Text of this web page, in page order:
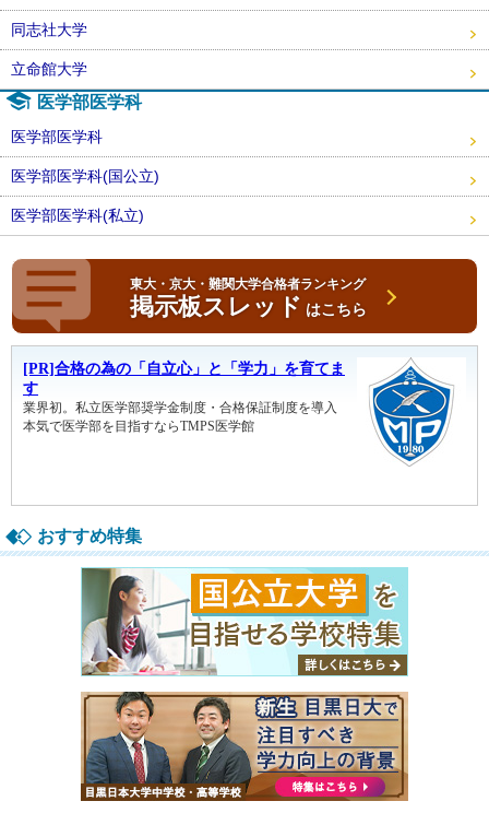
同志社大学
立命館大学
医学部医学科
医学部医学科
医学部医学科(国公立)
医学部医学科(私立)
東大・京大・難関大学合格者ランキング
掲示板スレッド はこちら
おすすめ特集